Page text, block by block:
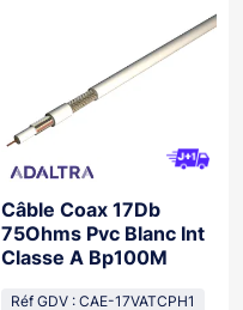
Câble Coax 17Db
75Ohms Pvc Blanc Int
Classe A Bp100M
Réf GDV : CAE-17VATCPH1